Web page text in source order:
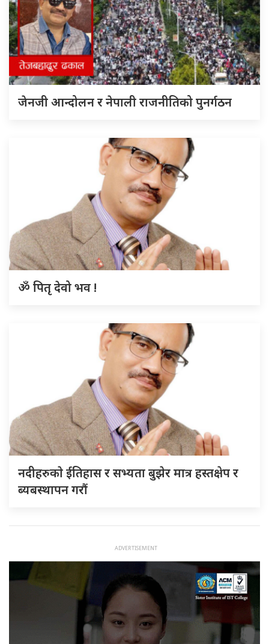
जेनजी आन्दोलन र नेपाली राजनीतिको पुनर्गठन
ॐ पितृ देवो भव !
नदीहरुकाे ईतिहास र सभ्यता बुझेर मात्र हस्तक्षेप र
ब्यबस्थापन गराैं